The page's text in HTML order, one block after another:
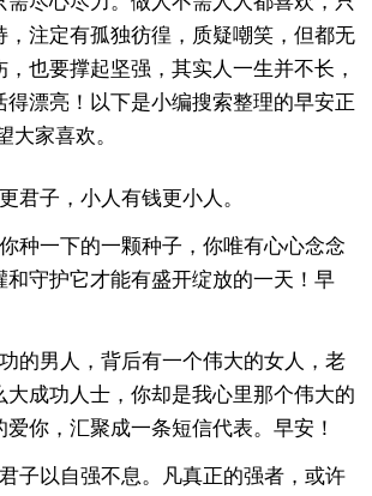
，注定有孤独彷徨，质疑嘲笑，但都无
也要撑起坚强，其实人一生并不长，
得漂亮！以下是小编搜索整理的早安正
大家喜欢。
君子，小人有钱更小人。
种一下的一颗种子，你唯有心心念念
和守护它才能有盛开绽放的一天！早
的男人，背后有一个伟大的女人，老
大成功人士，你却是我心里那个伟大的
你，汇聚成一条短信代表。早安！
子以自强不息。凡真正的强者，或许